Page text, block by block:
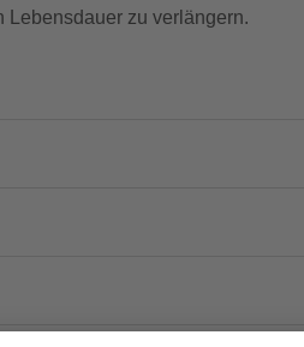
Lebensdauer zu verlängern.